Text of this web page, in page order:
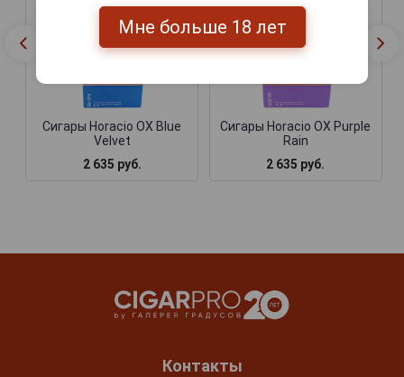
Сигары Horacio OX Blue
Velvet
2 635 руб.
Сигары Horacio OX Purple
Rain
2 635 руб.
Контакты
Мне больше 18 лет